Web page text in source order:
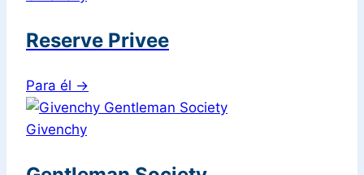
Reserve Privee
Para él →
Givenchy